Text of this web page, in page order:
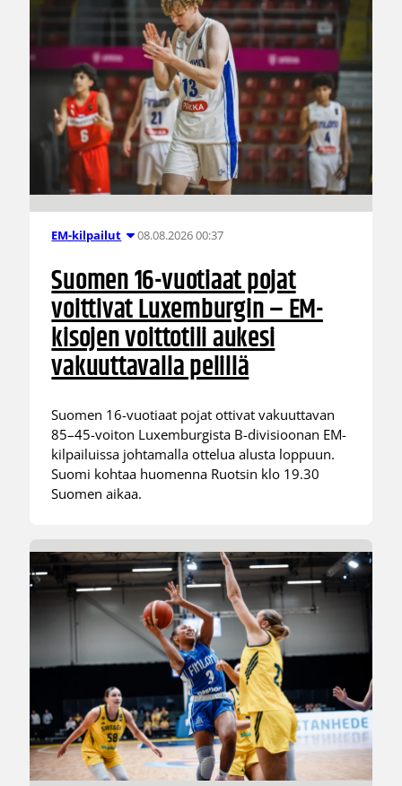
EM-kilpailut 08.08.2026 00:37
Suomen 16-vuotiaat pojat
voittivat Luxemburgin – EM-
kisojen voittotili aukesi
vakuuttavalla pelillä
Suomen 16-vuotiaat pojat ottivat vakuuttavan
85–45-voiton Luxemburgista B-divisioonan EM-
kilpailuissa johtamalla ottelua alusta loppuun.
Suomi kohtaa huomenna Ruotsin klo 19.30
Suomen aikaa.